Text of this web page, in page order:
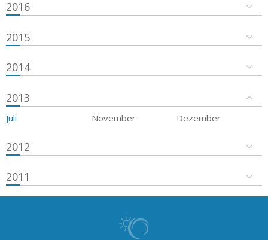
2016
2015
2014
2013
Juli November Dezember
2012
2011